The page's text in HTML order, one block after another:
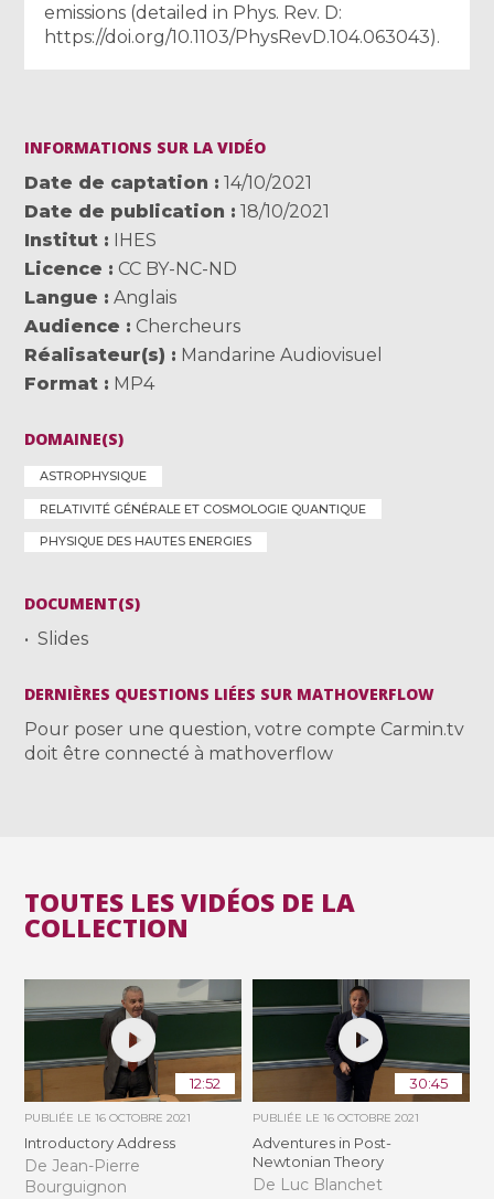
emissions (detailed in Phys. Rev. D:
https://doi.org/10.1103/PhysRevD.104.063043).
INFORMATIONS SUR LA VIDÉO
Date de captation
14/10/2021
Date de publication
18/10/2021
Institut
IHES
Licence
CC BY-NC-ND
Langue
Anglais
Audience
Chercheurs
Réalisateur(s)
Mandarine Audiovisuel
Format
MP4
DOMAINE(S)
ASTROPHYSIQUE
RELATIVITÉ GÉNÉRALE ET COSMOLOGIE QUANTIQUE
PHYSIQUE DES HAUTES ENERGIES
DOCUMENT(S)
Slides
DERNIÈRES QUESTIONS LIÉES SUR MATHOVERFLOW
Pour poser une question, votre compte Carmin.tv
doit être connecté à mathoverflow
TOUTES LES VIDÉOS DE LA
COLLECTION
12:52
PUBLIÉE LE16 OCTOBRE 2021
Introductory Address
De Jean-Pierre
Bourguignon
30:45
PUBLIÉE LE 16 OCTOBRE 2021
Adventures in Post-
Newtonian Theory
De Luc Blanchet